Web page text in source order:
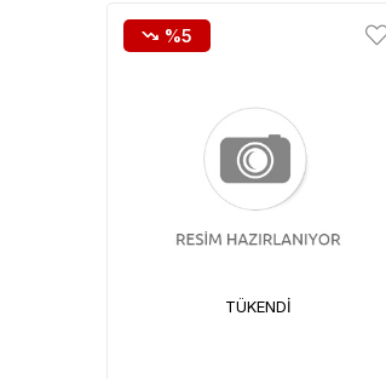
TÜKENDI
%5